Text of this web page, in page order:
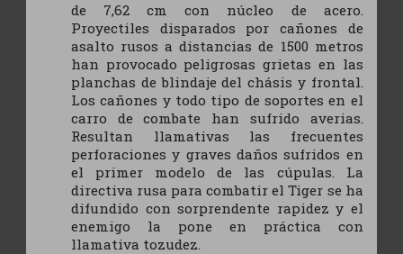
de 7,62 cm con núcleo de acero.
Proyectiles disparados por cañones de
asalto rusos a distancias de 1500 metros
han provocado peligrosas grietas en las
planchas de blindaje del chásis y frontal.
Los cañones y todo tipo de soportes en el
carro de combate han sufrido averias.
Resultan llamativas las frecuentes
perforaciones y graves daños sufridos en
el primer modelo de las cúpulas. La
directiva rusa para combatir el Tiger se ha
difundido con sorprendente rapidez y el
enemigo la pone en práctica con
llamativa tozudez.